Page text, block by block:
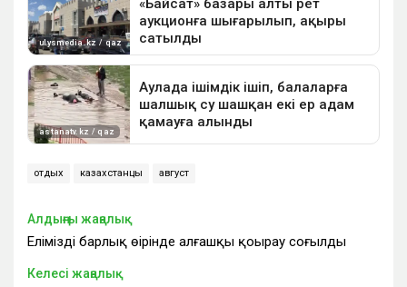
отдых казахстанцы август
Алдыңғы жаңалық
Еліміздің барлық өңірінде алғашқы қоңырау соғылды
Келесі жаңалық